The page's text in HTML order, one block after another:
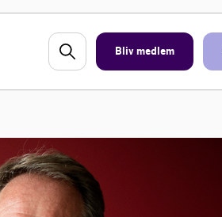
Bliv medlem